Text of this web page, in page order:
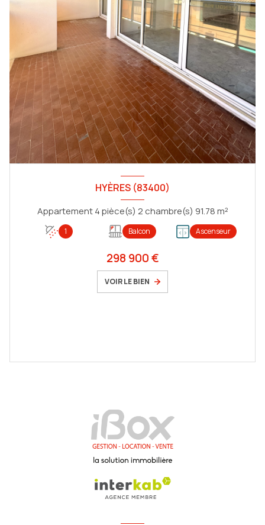
HYÈRES (83400)
Appartement 4 pièce(s) 2 chambre(s) 91.78 m²
1 Balcon Ascenseur
298 900 €
VOIR LE BIEN